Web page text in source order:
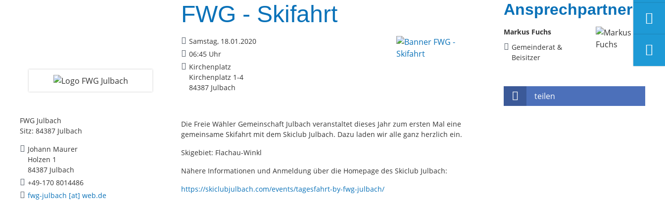
FWG Julbach
Sitz: 84387 Julbach
Johann Maurer
Holzen 1
84387 Julbach
+49-170 8014486
fwg-julbach [at] web.de
FWG - Skifahrt
Samstag, 18.01.2020
06:45 Uhr
Kirchenplatz
Kirchenplatz 1-4
84387 Julbach
Die Freie Wähler Gemeinschaft Julbach veranstaltet dieses Jahr zum ersten Mal eine
gemeinsame Skifahrt mit dem Skiclub Julbach. Dazu laden wir alle ganz herzlich ein.
Skigebiet: Flachau-Winkl
Nähere Informationen und Anmeldung über die Homepage des Skiclub Julbach:
https://skiclubjulbach.com/events/tagesfahrt-by-fwg-julbach/
Ansprechpartner
Markus Fuchs
Gemeinderat &
Beisitzer
teilen